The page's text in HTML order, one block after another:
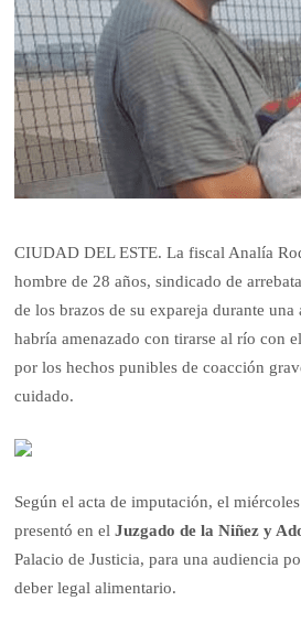
CIUDAD DEL ESTE. La fiscal Analía
hombre de 28 años, sindicado de
de los brazos de su expareja durante
habría amenazado con tirarse al río con
por los hechos punibles de coacción
cuidado.
Según el acta de imputación, el
presentó en el Juzgado de la Niñez y
Palacio de Justicia, para una audiencia
deber legal alimentario.